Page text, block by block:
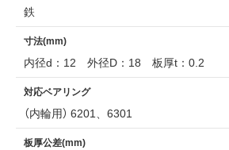
鉄
寸法(mm)
内径d：12 外径D：18 板厚t：0.2
対応ベアリング
（内輪用） 6201、6301
板厚公差(mm)